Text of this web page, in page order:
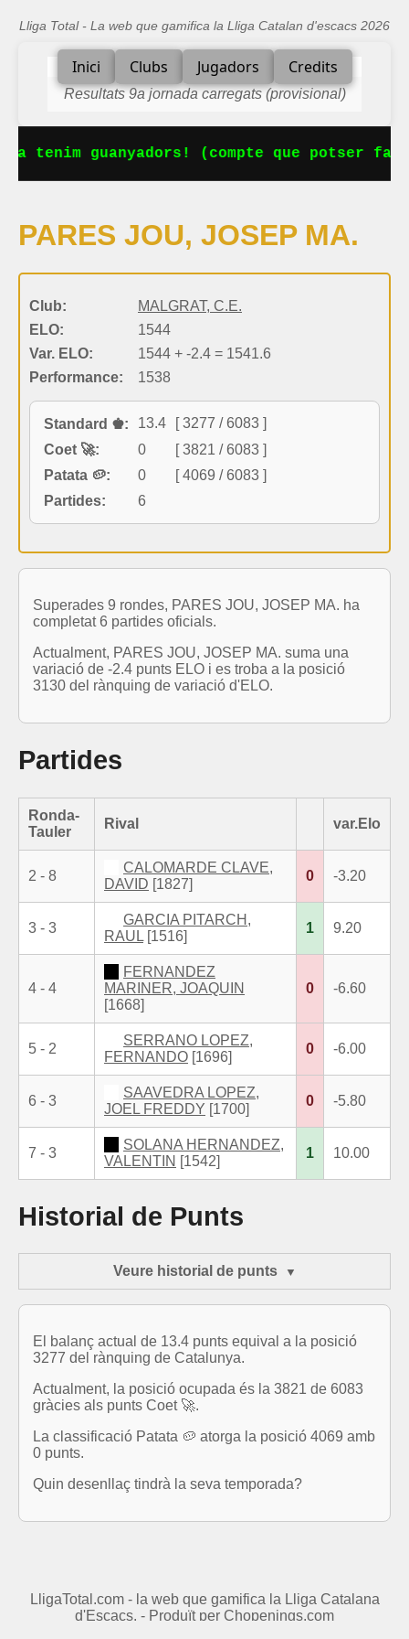
Lliga Total - La web que gamifica la Lliga Catalan d'escacs 2026
Inici Clubs Jugadors Credits
Resultats 9a jornada carregats (provisional)
tenim guanyadors! (compte que potser
PARES JOU, JOSEP MA.
Club:
MALGRAT, C.E.
ELO:
1544
Var. ELO:
1544 + -2.4 = 1541.6
Performance:
1538
Standard ♚: 13.4
[ 3277 / 6083 ]
Coet 🚀:
0
[ 3821 / 6083 ]
Patata 🥔:
0
[ 4069 / 6083 ]
Partides:
6
Superades 9 rondes, PARES JOU, JOSEP MA. ha
completat 6 partides oficials.
Actualment, PARES JOU, JOSEP MA. suma una
variació de -2.4 punts ELO i es troba a la posició
3130 del rànquing de variació d'ELO.
Partides
Ronda-
Tauler
Rival var.Elo
2 - 8
CALOMARDE CLAVE,
DAVID [1827]
0 -3.20
3 - 3
GARCIA PITARCH,
RAUL [1516]
1 9.20
4 - 4
FERNANDEZ
MARINER, JOAQUIN
[1668]
0 -6.60
5 - 2
SERRANO LOPEZ,
FERNANDO [1696]
0 -6.00
6 - 3
SAAVEDRA LOPEZ,
JOEL FREDDY [1700]
0 -5.80
7 - 3
SOLANA HERNANDEZ,
VALENTIN [1542]
1 10.00
Historial de Punts
Veure historial de punts
El balanç actual de 13.4 punts equival a la posició
3277 del rànquing de Catalunya.
Actualment, la posició ocupada és la 3821 de 6083
gràcies als punts Coet 🚀.
La classificació Patata 🥔 atorga la posició 4069 amb
0 punts.
Quin desenllaç tindrà la seva temporada?
LligaTotal.com - la web que gamifica la Lliga Catalana
d'Escacs. - Produït per Chopenings.com